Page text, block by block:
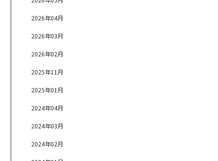
2026年04月
2026年03月
2026年02月
2025年11月
2025年01月
2024年04月
2024年03月
2024年02月